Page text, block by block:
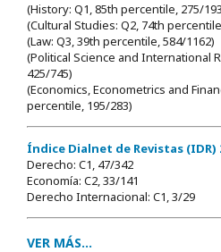
(History: Q1, 85th percentile, 275/
(Cultural Studies: Q2, 74th
(Law: Q3, 39th percentile, 584/1162)
(Political Science and International
425/745)
(Economics, Econometrics and
percentile, 195/283)
Índice Dialnet de Revistas (IDR)
Derecho: C1, 47/342
Economía: C2, 33/141
Derecho Internacional: C1, 3/29
VER MÁS...